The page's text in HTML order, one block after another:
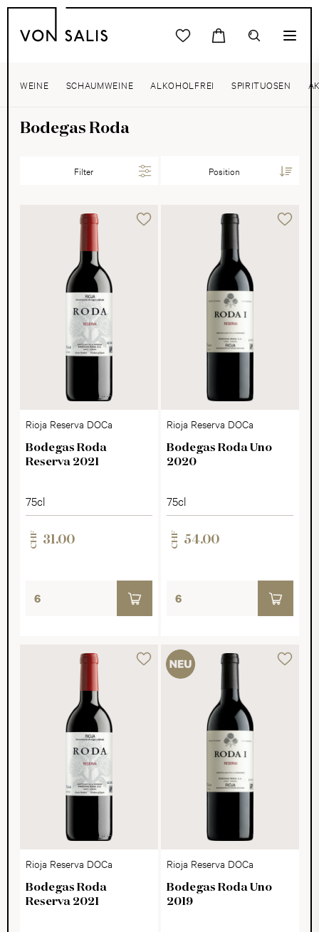
WEINE SCHAUMWEINE ALKOHOLFREI SPIRITUOSEN
Bodegas Roda
Filter
Rioja Reserva DOCa
Bodegas Roda
Reserva 2021
75cl
CHF 31.00
Rioja Reserva DOCa
Bodegas Roda Uno
2020
75cl
CHF 54.00
Rioja Reserva DOCa
Bodegas Roda
Reserva 2021
Rioja Reserva DOCa
Bodegas Roda Uno
2019